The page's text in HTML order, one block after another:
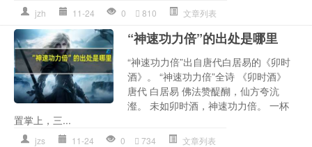
jzh 11-24 0 810 文章列表
“神速功力倍”的出处是哪里
“神速功力倍”出自唐代白居易的《卯时
酒》。 “神速功力倍”全诗 《卯时酒》
唐代 白居易 佛法赞醍醐，仙方夸沆
瀣。 未如卯时酒，神速功力倍。 一杯
置掌上，三...
jzs 11-24 0 734 文章列表